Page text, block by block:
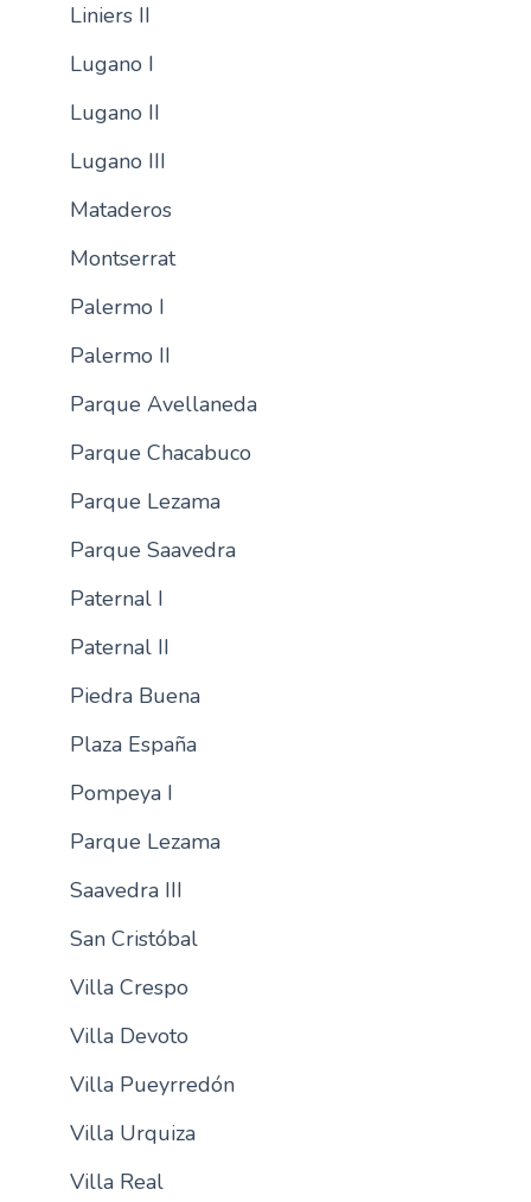
Liniers II
Lugano I
Lugano II
Lugano III
Mataderos
Montserrat
Palermo I
Palermo II
Parque Avellaneda
Parque Chacabuco
Parque Lezama
Parque Saavedra
Paternal I
Paternal II
Piedra Buena
Plaza España
Pompeya I
Parque Lezama
Saavedra III
San Cristóbal
Villa Crespo
Villa Devoto
Villa Pueyrredón
Villa Urquiza
Villa Real